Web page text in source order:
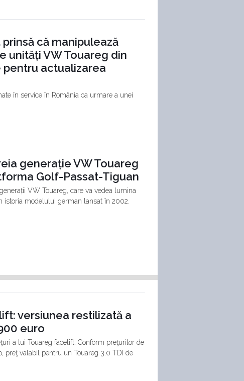
că manipulează
unități VW Touareg din
pentru actualizarea
în service în România ca urmare a unei
generație VW Touareg
Golf-Passat-Tiguan
VW Touareg, care va vedea lumina
istoria modelului german lansat în 2002.
versiunea restilizată a
euro
a lui Touareg facelift. Conform preţurilor de
preţ valabil pentru un Touareg 3.0 TDI de